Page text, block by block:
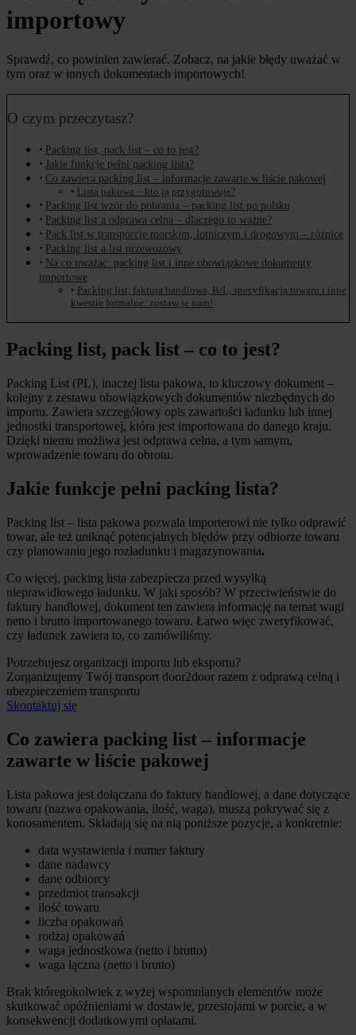
importowy
Sprawdź, co powinien zawierać. Zobacz, na jakie błędy uważać w
tym oraz w innych dokumentach importowych!
O czym przeczytasz?
Packing list, pack list – co to jest?
Jakie funkcje pełni packing lista?
Co zawiera packing list – informacje zawarte w liście pakowej
Lista pakowa – kto ją przygotowuje?
Packing list wzór do pobrania – packing list po polsku
Packing list a odprawa celna – dlaczego to ważne?
Pack list w transporcie morskim, lotniczym i drogowym – różnice
Packing list a list przewozowy
Na co uważać: packing list i inne obowiązkowe dokumenty
importowe
Packing list, faktura handlowa, B/L, specyfikacja towaru i inne
kwestie formalne: zostaw je nam!
Packing list, pack list – co to jest?
Packing List (PL), inaczej lista pakowa, to kluczowy dokument –
kolejny z zestawu obowiązkowych dokumentów niezbędnych do
importu. Zawiera szczegółowy opis zawartości ładunku lub innej
jednostki transportowej, która jest importowana do danego kraju.
Dzięki niemu możliwa jest odprawa celna, a tym samym,
wprowadzenie towaru do obrotu.
Jakie funkcje pełni packing lista?
Packing list – lista pakowa pozwala importerowi nie tylko odprawić
towar, ale też uniknąć potencjalnych błędów przy odbiorze towaru
czy planowaniu jego rozładunku i magazynowania.
Co więcej, packing lista zabezpiecza przed wysyłką
nieprawidłowego ładunku. W jaki sposób? W przeciwieństwie do
faktury handlowej, dokument ten zawiera informację na temat wagi
netto i brutto importowanego towaru. Łatwo więc zweryfikować,
czy ładunek zawiera to, co zamówiliśmy.
Potrzebujesz organizacji importu lub eksportu?
Zorganizujemy Twój transport door2door razem z odprawą celną i
ubezpieczeniem transportu
Skontaktuj się
Co zawiera packing list – informacje
zawarte w liście pakowej
Lista pakowa jest dołączana do faktury handlowej, a dane dotyczące
towaru (nazwa opakowania, ilość, waga), muszą pokrywać się z
konosamentem. Składają się na nią poniższe pozycje, a konkretnie:
data wystawienia i numer faktury
dane nadawcy
dane odbiorcy
przedmiot transakcji
ilość towaru
liczba opakowań
rodzaj opakowań
waga jednostkowa (netto i brutto)
waga łączna (netto i brutto)
Brak któregokolwiek z wyżej wspomnianych elementów może
skutkować opóźnieniami w dostawie, przestojami w porcie, a w
konsekwencji dodatkowymi opłatami.